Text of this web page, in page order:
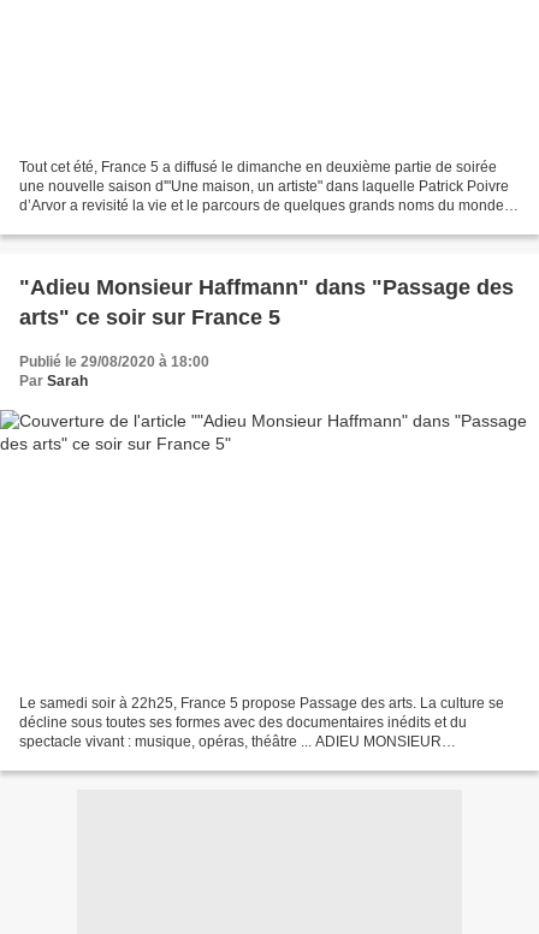
Tout cet été, France 5 a diffusé le dimanche en deuxième partie de soirée
une nouvelle saison d'"Une maison, un artiste" dans laquelle Patrick Poivre
d’Arvor a revisité la vie et le parcours de quelques grands noms du monde
"Adieu Monsieur Haffmann" dans "Passage des
arts" ce soir sur France 5
Publié le 29/08/2020 à 18:00
Par Sarah
Le samedi soir à 22h25, France 5 propose Passage des arts. La culture se
décline sous toutes ses formes avec des documentaires inédits et du
spectacle vivant : musique, opéras, théâtre ... ADIEU MONSIEUR